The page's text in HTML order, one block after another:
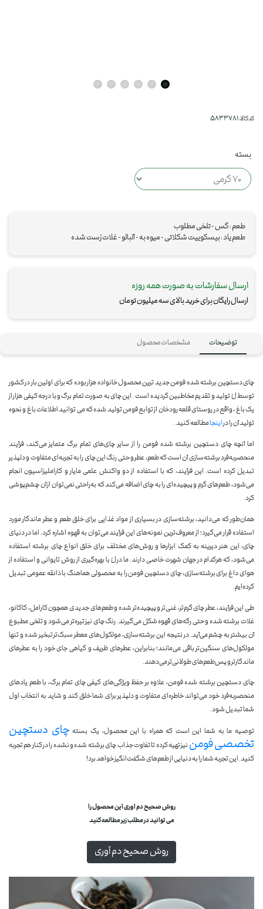
کدکالا:
بسته
طعم : گس - تلخی مطلوب
طعم یاد : بیسکوییت شکلاتی - میوه به - آلبالو - غلات رُست شده
ارسال سفارشات به صورت همه روزه
ارسال رایگان برای خرید بالای سه میلیون تومان
توضیحات مشخصات محصول
چای دستچین برشته شده فومن جدید ترین محصول خانواده هزار بوده که برای اولین بار در کشور
توسط لُ تولید و تقدیم مخاطبین گردیده است . این چای به صورت تمام برگ و با درجه کیفی هزار از
یک باغ ، واقع در روستای قلعه رودخان از توابع فومن تولید شده که می توانید اطلاعات باغ و نحوه
تولید آن را دراینجامطالعه کنید .
اما آنچه چای دستچین برشته شده فومن را از سایر چای‌های تمام برگ متمایز می‌کند، فرآیند
منحصربه‌فرد برشته‌سازی آن است که طعم، عطر و حتی رنگ این چای را به تجربه‌ای متفاوت و دلپذیر
تبدیل کرده است. این فرآیند، که با استفاده از دو واکنش علمی مایار و کاراملیزاسیون انجام
می‌شود، طعم‌های گرم و پیچیده‌ای را به چای اضافه می‌کند که به‌راحتی نمی‌توان از آن چشم‌پوشی
کرد.
همان‌طور که می‌دانید، برشته‌سازی در بسیاری از مواد غذایی برای خلق طعم و عطر ماندگار مورد
استفاده قرار می‌گیرد؛ از معروف‌ترین نمونه‌های این فرآیند می‌توان به قهوه اشاره کرد. اما در دنیای
چای، این هنر دیرینه به کمک ابزارها و روش‌های مختلف برای خلق انواع چای برشته استفاده
می‌شود، که هرکدام در جهان شهرت خاصی دارند. ما در لُ با بهره‌گیری از روش تایوانی و استفاده از
هوای داغ برای برشته‌سازی، چای دستچین فومن را به محصولی هماهنگ با ذائقه عمومی تبدیل
کرده‌ایم.
طی این فرآیند، عطر چای گرم‌تر، غنی‌تر و پیچیده‌تر شده و طعم‌های جدیدی همچون کارامل، کاکائو،
غلات برشته شده و حتی رگه‌های قهوه شکل می‌گیرند. رنگ چای نیز تیره‌تر می‌شود و تلخی مطبوع
آن بیشتر به چشم می‌آید. در نتیجه این برشته‌سازی، مولکول‌های معطر سبک‌تر تبخیر شده و تنها
مولکول‌های سنگین‌تر باقی می‌مانند؛ بنابراین، عطرهای ظریف و گیاهی جای خود را به عطرهای
ماندگارتر و پس‌طعم‌های طولانی‌تر می‌دهند.
چای دستچین برشته شده فومن، علاوه بر حفظ ویژگی‌های کیفی چای تمام برگ، با طعم یادهای
منحصربه‌فرد خود می‌تواند خاطره‌ای متفاوت و دلپذیر برای شما خلق کند و شاید به انتخاب اول
شما تبدیل شود.
توصیه ما به شما این است که همراه با این محصول، یک بسته چای دستچین
تخصصی فومن نیز تهیه کرده تا تفاوت جذاب چای برشته شده و نشده را در کنار هم تجربه
کنید. این تجربه شما را به دنیایی از طعم‌های شگفت‌انگیز خواهد برد!
روش صحیح دم آوری این محصول را
می توانیددرمطلب زیر مطالعه کنید
روش صحیح دم آوری